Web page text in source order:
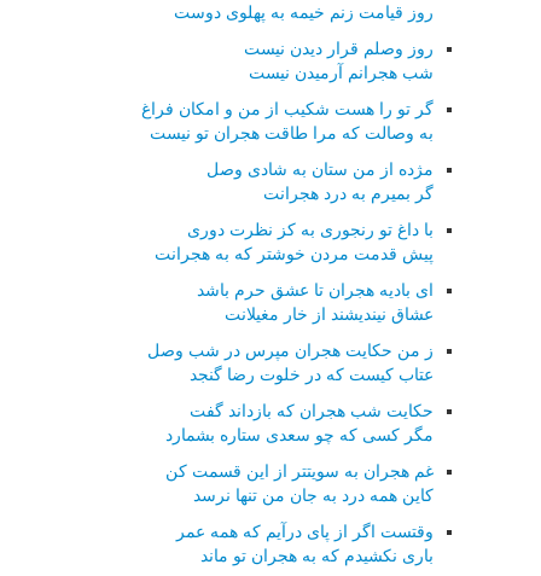
روز قیامت زنم خیمه به پهلوی دوست
روز وصلم قرار دیدن نیست
شب هجرانم آرمیدن نیست
گر تو را هست شکیب از من و امکان فراغ
به وصالت که مرا طاقت هجران تو نیست
مژده از من ستان به شادی وصل
گر بمیرم به درد هجرانت
با داغ تو رنجوری به کز نظرت دوری
پیش قدمت مردن خوشتر که به هجرانت
ای بادیه هجران تا عشق حرم باشد
عشاق نیندیشند از خار مغیلانت
ز من حکایت هجران مپرس در شب وصل
عتاب کیست که در خلوت رضا گنجد
حکایت شب هجران که بازداند گفت
مگر کسی که چو سعدی ستاره بشمارد
غم هجران به سویتتر از این قسمت کن
کاین همه درد به جان من تنها نرسد
وقتست اگر از پای درآیم که همه عمر
باری نکشیدم که به هجران تو ماند